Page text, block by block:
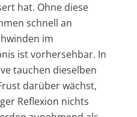
hat. Ohne diese
schnell an
im
ist vorhersehbar. In
tauchen dieselben
darüber wächst,
Reflexion nichts